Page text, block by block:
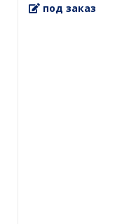
под заказ